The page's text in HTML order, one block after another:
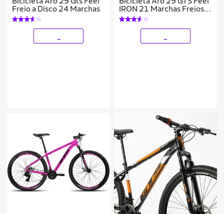
Freio a Disco 24 Marchas
IRON 21 Marchas Freios A
Disco